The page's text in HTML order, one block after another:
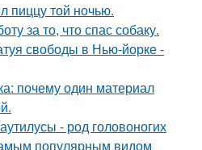
пиццу той ночью.
за то, что спас собаку.
свободы в Нью-йорке -
почему один материал
- род головоногих
популярным видом